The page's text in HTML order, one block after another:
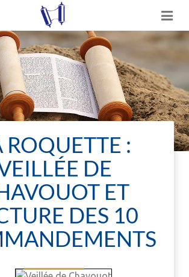
ROQUETTE :
DE
ET
DES 10